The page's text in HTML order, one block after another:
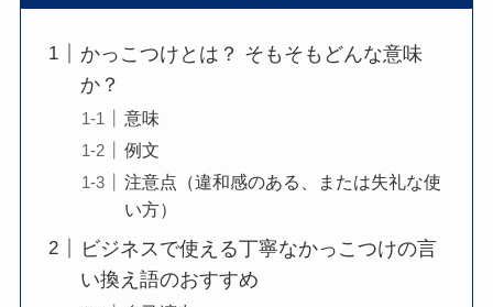
かっこつけとは？ そもそもどんな意味
か？
意味
例文
注意点（違和感のある、または失礼な使
い方）
ビジネスで使える丁寧なかっこつけの言
い換え語のおすすめ